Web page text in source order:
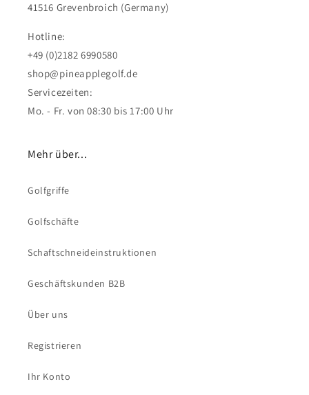
41516 Grevenbroich (Germany)
Hotline:
+49 (0)2182 6990580
shop@pineapplegolf.de
Servicezeiten:
Mo. - Fr. von 08:30 bis 17:00 Uhr
Mehr über...
Golfgriffe
Golfschäfte
Schaftschneideinstruktionen
Geschäftskunden B2B
Über uns
Registrieren
Ihr Konto